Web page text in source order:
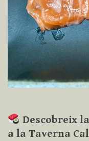
Descobreix
a la Taverna